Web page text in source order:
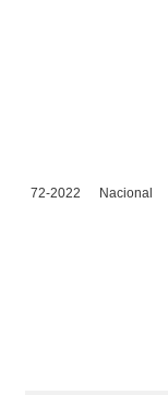
72-2022 Nacional